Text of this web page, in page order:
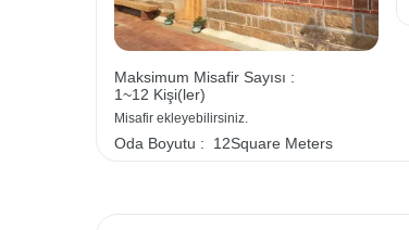
Maksimum Misafir Sayısı :
1~12 Kişi(ler)
Misafir ekleyebilirsiniz.
Oda Boyutu : 12Square Meters